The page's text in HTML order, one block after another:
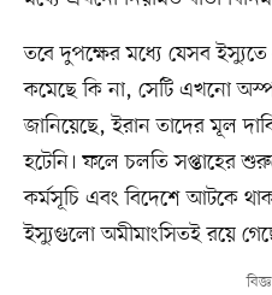
তবে দুপক্ষের মধ্যে যেসব
কমেছে কি না, সেটি এখনো
জানিয়েছে, ইরান তাদের মূল
হটেনি। ফলে চলতি সপ্তাহের
কর্মসূচি এবং বিদেশে আটকে
ইস্যুগুলো অমীমাংসিতই রয়ে